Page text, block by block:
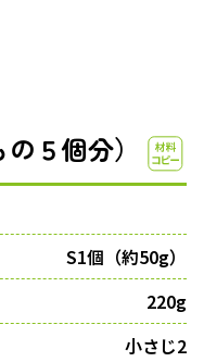
５個分）
S1個（約50g）
220g
小さじ2